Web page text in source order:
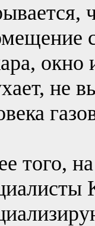
окно
не
того,